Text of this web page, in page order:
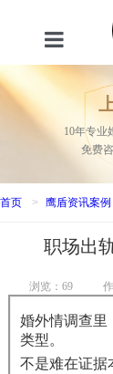
关于我们
新闻资讯
成功案例
联系我们
网站地图
10年专业
免费
首页 > 鹰盾资讯案例
职场出
浏览： 69
婚外情调查里
类型。
不是难在证据